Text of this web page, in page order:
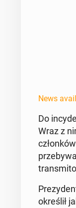
News
Do
Wraz z
określił